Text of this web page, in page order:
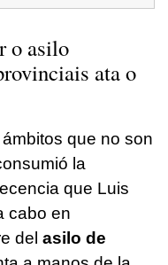
o asilo
ata o
que no son
la
que Luis
cabo en
del asilo de